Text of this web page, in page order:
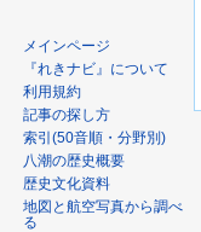
メインページ
『れきナビ』について
利用規約
記事の探し方
索引(50音順・分野別)
八潮の歴史概要
歴史文化資料
地図と航空写真から調べ
る